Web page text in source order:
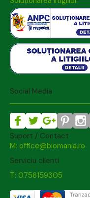
Social Media
Suport / Contact
M: office@biomania.ro
Serviciu clienti
T: 0756159305